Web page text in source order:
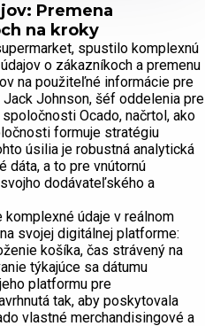
Premena
na kroky
spustilo komplexnú
o zákazníkoch a premenu
na použiteľné informácie pre
Johnson, šéf oddelenia pre
Ocado, načrtol, ako
formuje stratégiu
úsilia je robustná analytická
dáta, a to pre vnútornú
dodávateľského a
údaje v reálnom
svojej digitálnej platforme:
košíka, čas strávený na
týkajúce sa dátumu
platformu pre
tak, aby poskytovala
vlastné merchandisingové a